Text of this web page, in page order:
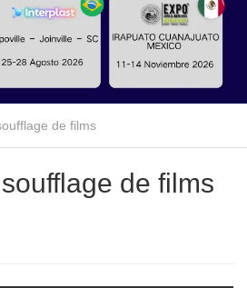
de films
de films